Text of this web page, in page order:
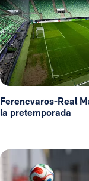
Ferencvaros-Real
la pretemporada